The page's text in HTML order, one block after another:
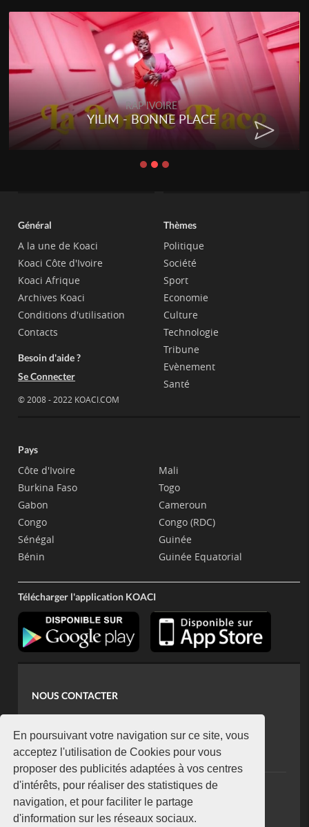
En poursuivant votre navigation sur ce site, vous
acceptez l'utilisation de Cookies pour vous
proposer des publicités adaptées à vos centres
d'intérêts, pour réaliser des statistiques de
navigation, et pour faciliter le partage
d'information sur les réseaux sociaux.
RAP IVOIRE
YILIM - BONNE PLACE
Général
A la une de Koaci
Koaci Côte d'Ivoire
Koaci Afrique
Archives Koaci
Conditions d'utilisation
Contacts
Besoin d'aide ?
Se Connecter
© 2008 - 2022 KOACI.COM
Thèmes
Politique
Société
Sport
Economie
Culture
Technologie
Tribune
Evènement
Santé
Pays
Côte d'Ivoire
Burkina Faso
Gabon
Congo
Sénégal
Bénin
Mali
Togo
Cameroun
Congo (RDC)
Guinée
Guinée Equatorial
Télécharger l'application KOACI
NOUS CONTACTER
koaci@yahoo.fr
+225 07 08 85 52 93
NEWSLETTER
Restez connecté via notre newsletter